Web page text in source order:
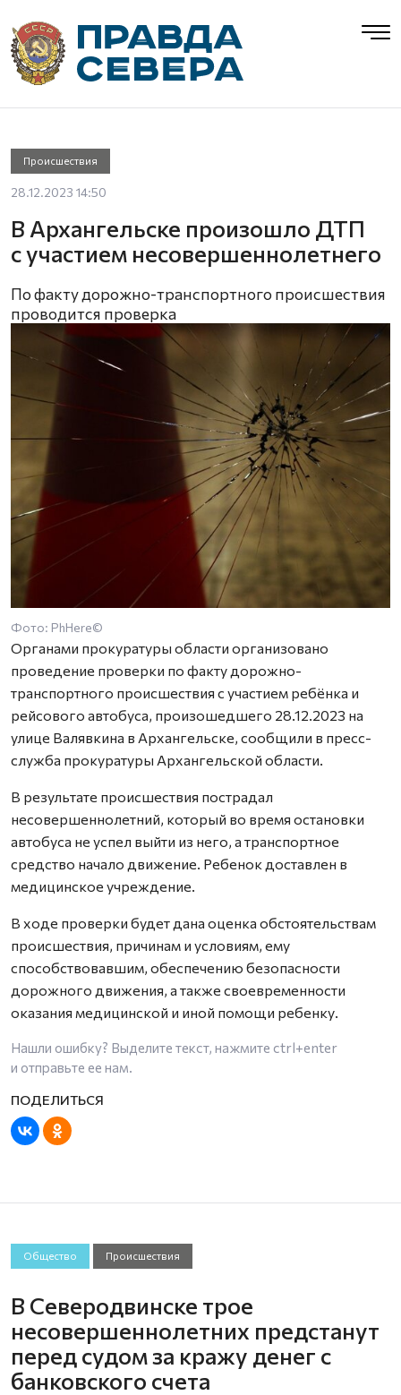
Происшествия
28.12.2023 14:50
В Архангельске произошло ДТП
с участием несовершеннолетнего
По факту дорожно-транспортного происшествия
проводится проверка
Фото: PhHere©
Органами прокуратуры области организовано
проведение проверки по факту дорожно-
транспортного происшествия с участием ребёнка и
рейсового автобуса, произошедшего 28.12.2023 на
улице Валявкина в Архангельске, сообщили в пресс-
служба прокуратуры Архангельской области.
В результате происшествия пострадал
несовершеннолетний, который во время остановки
автобуса не успел выйти из него, а транспортное
средство начало движение. Ребенок доставлен в
медицинское учреждение.
В ходе проверки будет дана оценка обстоятельствам
происшествия, причинам и условиям, ему
способствовавшим, обеспечению безопасности
дорожного движения, а также своевременности
оказания медицинской и иной помощи ребенку.
Нашли ошибку? Выделите текст, нажмите ctrl+enter
и отправьте ее нам.
Общество Происшествия
В Северодвинске трое
несовершеннолетних предстанут
перед судом за кражу денег с
банковского счета